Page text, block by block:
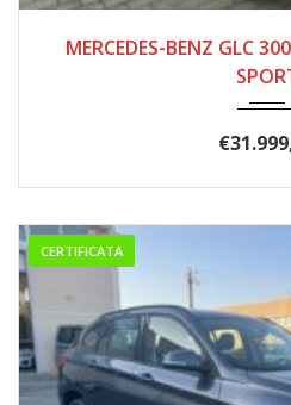
MERCEDES-BENZ GLC
€
CERTIFICATA